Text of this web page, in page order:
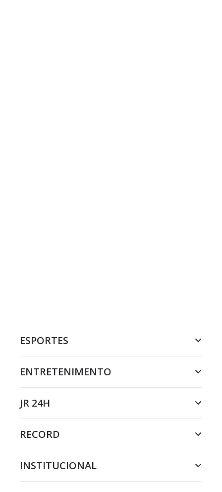
ESPORTES
ENTRETENIMENTO
JR 24H
RECORD
INSTITUCIONAL